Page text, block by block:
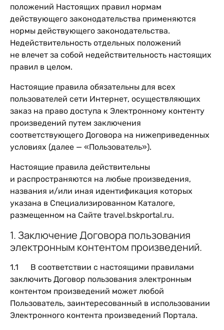
положений Настоящих правил нормам
действующего законодательства применяются
нормы действующего законодательства.
Недействительность отдельных положений
не влечет за собой недействительность настоящих
правил в целом.
Настоящие правила обязательны для всех
пользователей сети Интернет, осуществляющих
заказ на право доступа к Электронному контенту
произведений путем заключения
соответствующего Договора на нижеприведенных
условиях (далее — «Пользователь»).
Настоящие правила действительны
и распространяются на любые произведения,
названия и/или иная идентификация которых
указана в Специализированном Каталоге,
размещенном на Сайте travel.bskportal.ru.
1. Заключение Договора пользования
электронным контентом произведений.
1.1 В соответствии с настоящими правилами
заключить Договор пользования электронным
контентом произведений может любой
Пользователь, заинтересованный в использовании
Электронного контента произведений Портала.